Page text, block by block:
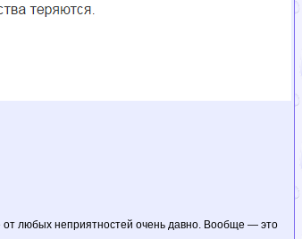
от любых неприятностей очень давно. Вообще — это